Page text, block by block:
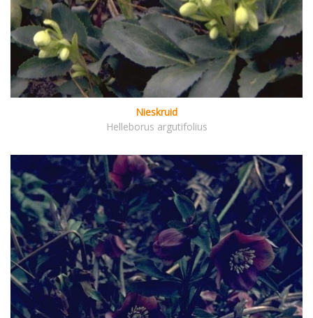
Nieskruid
Helleborus argutifolius